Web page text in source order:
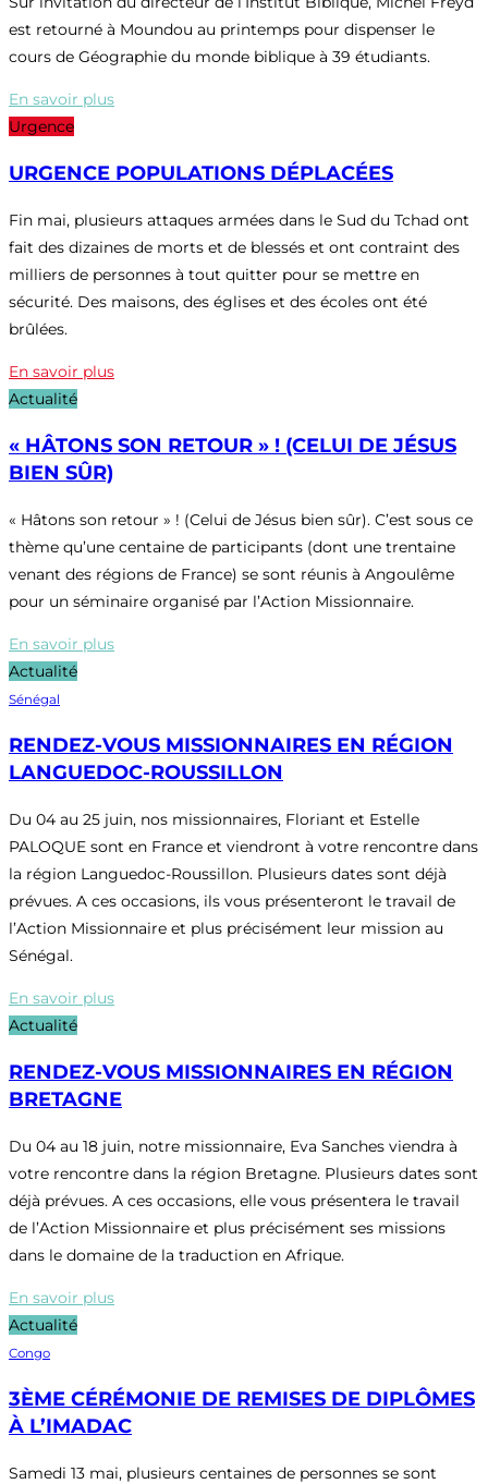
est retourné à Moundou au printemps pour dispenser le
cours de Géographie du monde biblique à 39 étudiants.
En savoir plus
Urgence
URGENCE POPULATIONS DÉPLACÉES
Fin mai, plusieurs attaques armées dans le Sud du Tchad ont
fait des dizaines de morts et de blessés et ont contraint des
milliers de personnes à tout quitter pour se mettre en
sécurité. Des maisons, des églises et des écoles ont été
brûlées.
En savoir plus
Actualité
« HÂTONS SON RETOUR » ! (CELUI DE JÉSUS
BIEN SÛR)
« Hâtons son retour » ! (Celui de Jésus bien sûr). C’est sous ce
thème qu’une centaine de participants (dont une trentaine
venant des régions de France) se sont réunis à Angoulême
pour un séminaire organisé par l’Action Missionnaire.
En savoir plus
Actualité
Sénégal
RENDEZ-VOUS MISSIONNAIRES EN RÉGION
LANGUEDOC-ROUSSILLON
Du 04 au 25 juin, nos missionnaires, Floriant et Estelle
PALOQUE sont en France et viendront à votre rencontre dans
la région Languedoc-Roussillon. Plusieurs dates sont déjà
prévues. A ces occasions, ils vous présenteront le travail de
l’Action Missionnaire et plus précisément leur mission au
Sénégal.
En savoir plus
Actualité
RENDEZ-VOUS MISSIONNAIRES EN RÉGION
BRETAGNE
Du 04 au 18 juin, notre missionnaire, Eva Sanches viendra à
votre rencontre dans la région Bretagne. Plusieurs dates sont
déjà prévues. A ces occasions, elle vous présentera le travail
de l’Action Missionnaire et plus précisément ses missions
dans le domaine de la traduction en Afrique.
En savoir plus
Actualité
Congo
3ÈME CÉRÉMONIE DE REMISES DE DIPLÔMES
À L’IMADAC
Samedi 13 mai, plusieurs centaines de personnes se sont